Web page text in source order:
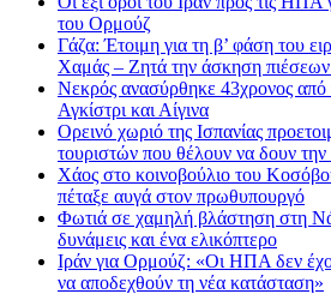
του Ορμούζ
Γάζα: Έτοιμη για τη β’ φάση του
Χαμάς – Ζητά την άσκηση
Νεκρός ανασύρθηκε 43χρονος
Αγκίστρι και Αίγινα
Ορεινό χωριό της Ισπανίας
τουριστών που θέλουν να δουν την
Χάος στο κοινοβούλιο του
πέταξε αυγά στον πρωθυπουργό
Φωτιά σε χαμηλή βλάστηση στη
δυνάμεις και ένα ελικόπτερο
Ιράν για Ορμούζ: «Οι ΗΠΑ δεν
να αποδεχθούν τη νέα κατάσταση»